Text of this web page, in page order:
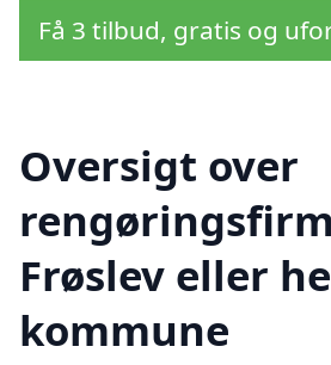
Få 3 tilbud, gratis og
Oversigt over
Frøslev eller
kommune